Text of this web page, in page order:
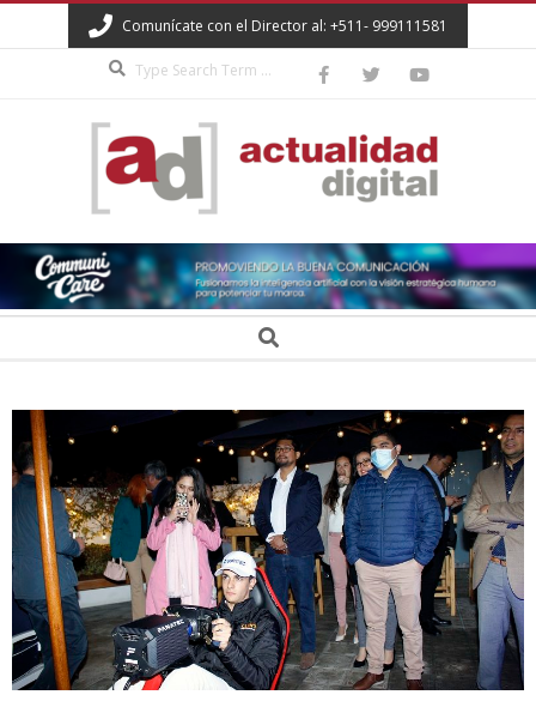
to
Comunícate con el Director al: +511- 999111581
ACTUALIDAD
DIGITAL Search